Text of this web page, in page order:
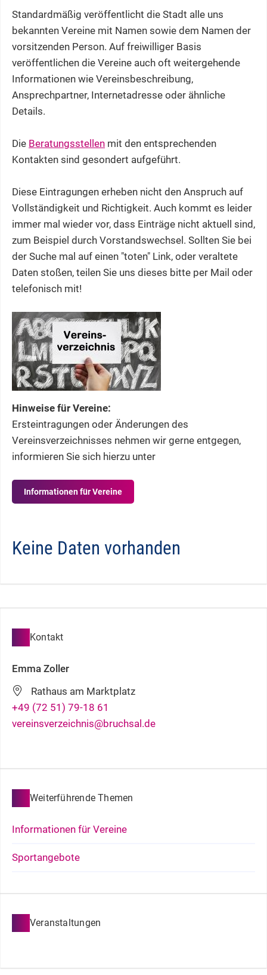
Standardmäßig veröffentlicht die Stadt alle uns
bekannten Vereine mit Namen sowie dem Namen der
vorsitzenden Person. Auf freiwilliger Basis
veröffentlichen die Vereine auch oft weitergehende
Informationen wie Vereinsbeschreibung,
Ansprechpartner, Internetadresse oder ähnliche
Details.
Die Beratungsstellen mit den entsprechenden
Kontakten sind gesondert aufgeführt.
Diese Eintragungen erheben nicht den Anspruch auf
Vollständigkeit und Richtigkeit. Auch kommt es leider
immer mal wieder vor, dass Einträge nicht aktuell sind,
zum Beispiel durch Vorstandswechsel. Sollten Sie bei
der Suche mal auf einen "toten" Link, oder veraltete
Daten stoßen, teilen Sie uns dieses bitte per Mail oder
telefonisch mit!
Hinweise für Vereine:
Ersteintragungen oder Änderungen des
Vereinsverzeichnisses nehmen wir gerne entgegen,
informieren Sie sich hierzu unter
Informationen für Vereine
Keine Daten vorhanden
Kontakt
Emma Zoller
Rathaus am Marktplatz
vereinsverzeichnis@bruchsal.de
+49 (72 51) 79-18 61
Weiterführende Themen
Informationen für Vereine
Sportangebote
Veranstaltungen